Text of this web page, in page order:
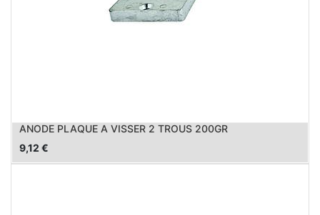
ANODE PLAQUE A VISSER 2 TROUS 200GR
9,12 €